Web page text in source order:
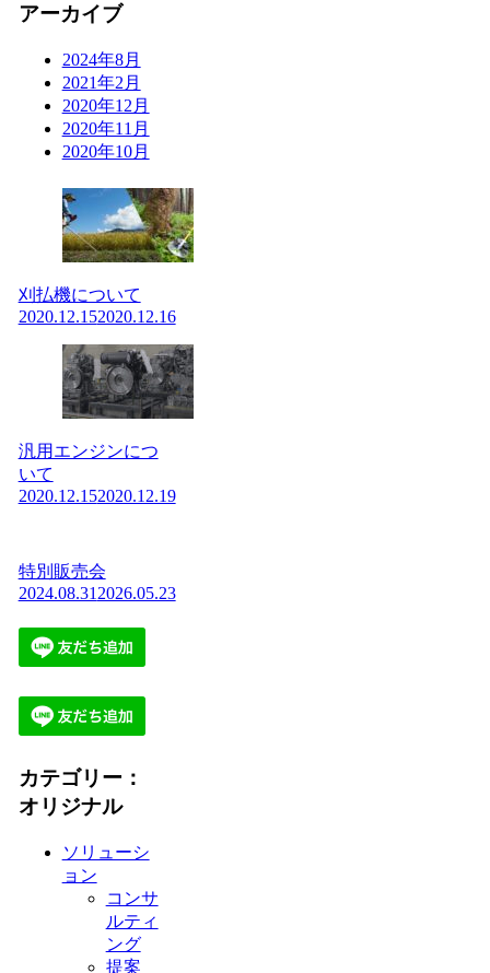
アーカイブ
2024年8月
2021年2月
2020年12月
2020年11月
2020年10月
刈払機について
2020.12.152020.12.16
汎用エンジンにつ
いて
2020.12.152020.12.19
特別販売会
2024.08.31 2026.05.23
カテゴリー：
オリジナル
ソリューシ
ョン
コンサ
ルティ
ング
提案